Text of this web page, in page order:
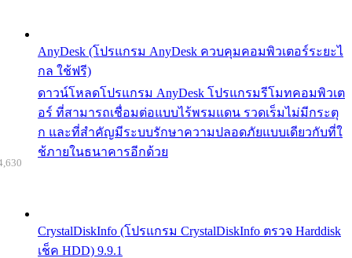
AnyDesk (โปรแกรม AnyDesk ควบคุมคอมพิวเตอร์ระยะไ
กล ใช้ฟรี)
ดาวน์โหลดโปรแกรม AnyDesk โปรแกรมรีโมทคอมพิวเต
อร์ ที่สามารถเชื่อมต่อแบบไร้พรมแดน รวดเร็มไม่มีกระตุ
ก และที่สำคัญมีระบบรักษาความปลอดภัยแบบเดียวกับที่ใ
ช้ภายในธนาคารอีกด้วย
CrystalDiskInfo (โปรแกรม CrystalDiskInfo ตรวจ Harddisk
เช็ค HDD) 9.9.1